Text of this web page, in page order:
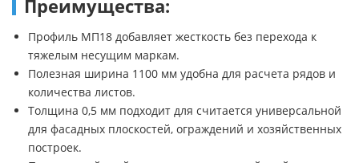
Преимущества:
Профиль МП18 добавляет жесткость без перехода к
тяжелым несущим маркам.
Полезная ширина 1100 мм удобна для расчета рядов и
количества листов.
Толщина 0,5 мм подходит для считается универсальной
для фасадных плоскостей, ограждений и хозяйственных
построек.